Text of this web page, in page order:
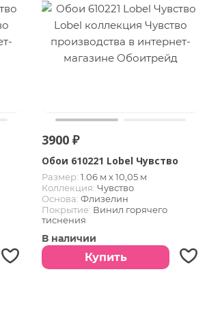
3900 ₽
Обои 610221 Lobel Чувство
Размер: 1.06 м х 10,05 м
Коллекция: Чувство
Основа: Флизелин
Покрытие: Винил горячего
тиснения
В наличии
Купить